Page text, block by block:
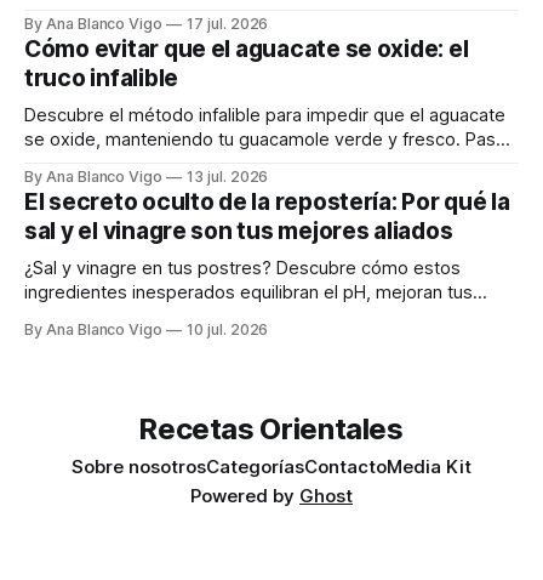
By Ana Blanco Vigo 17 jul. 2026
Cómo evitar que el aguacate se oxide: el
truco infalible
Descubre el método infalible para impedir que el aguacate
se oxide, manteniendo tu guacamole verde y fresco. Paso
By Ana Blanco Vigo 13 jul. 2026
El secreto oculto de la repostería: Por qué la
sal y el vinagre son tus mejores aliados
¿Sal y vinagre en tus postres? Descubre cómo estos
ingredientes inesperados equilibran el pH, mejoran tus
By Ana Blanco Vigo 10 jul. 2026
Recetas Orientales
Sobre nosotrosCategoríasContactoMedia Kit
Powered by Ghost